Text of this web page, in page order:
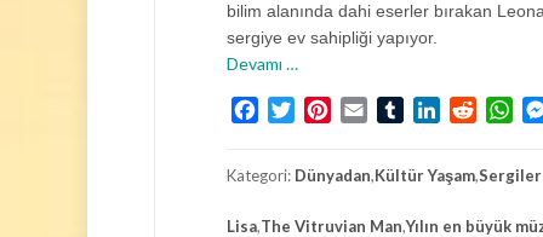
bilim alanında dahi eserler bırakan
sergiye ev sahipliği yapıyor.
Devamı
k
ı
d
…
FacebookTwitterPinterest
Email TumblrLinkedInReddit
Kategori: Dünyadan,Kültür Yaşam,Sergiler
Lisa,The Vitruvian Man,Yılın en büyük